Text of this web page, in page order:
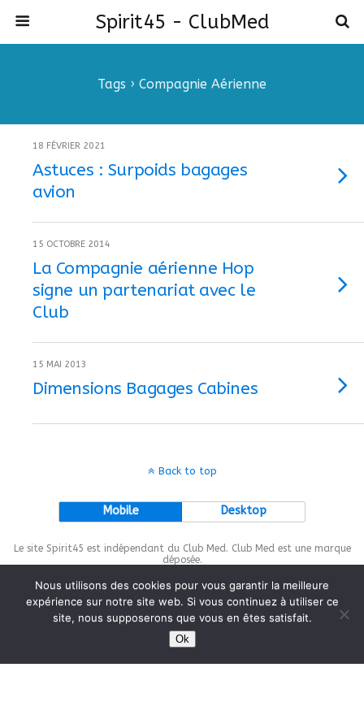
Spirit45 - ClubMed
Tags › Compagnie Aérienne
18 FÉVRIER 2021
Astuces : Surpoids bagages
avion
15 OCTOBRE 2014
La Compagnie aérienne Hop
signe un partenariat avec le
Club
15 MAI 2013
Dimensions Bagages Cabines
Back to top
Mobile Desktop
Le site Spirit45 est indépendant du Club Med. Club Med est une marque
déposée.
This site is protected bywp-copyrightpro.com
Nous utilisons des cookies pour vous garantir la meilleure
expérience sur notre site web. Si vous continuez à utiliser ce
site, nous supposerons que vous en êtes satisfait.
Ok